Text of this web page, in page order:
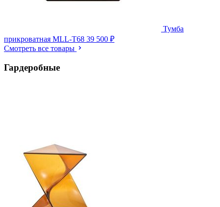
Тумба
прикроватная MLL-T68 39 500 ₽
Смотреть все товары
Гардеробные